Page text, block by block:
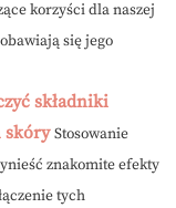
korzyści dla naszej
się jego
składniki
skóry Stosowanie
znakomite efekty
tych